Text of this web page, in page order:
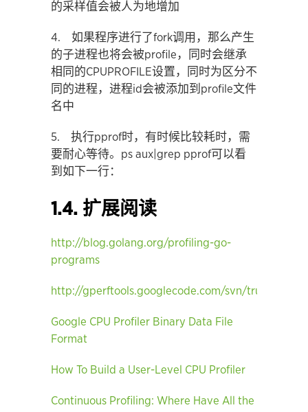
的采样值会被人为地增加
4. 如果程序进行了fork调用，那么产生
的子进程也将会被profile，同时会继承
相同的CPUPROFILE设置，同时为区分不
同的进程，进程id会被添加到profile文件
名中
5. 执行pprof时，有时候比较耗时，需
要耐心等待。ps aux|grep pprof可以看
到如下一行：
1.4. 扩展阅读
http://blog.golang.org/profiling-go-
programs
http://gperftools.googlecode.com/svn/trunk/doc/
Google CPU Profiler Binary Data File
Format
How To Build a User-Level CPU Profiler
Continuous Profiling: Where Have All the